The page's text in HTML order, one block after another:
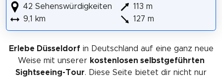
42 Sehenswürdigkeiten
9,1 km
113 m
127 m
Erlebe Düsseldorfin Deutschland auf eine ganz neue
Weise mit unserer kostenlosen selbstgeführten
Sightseeing-Tour. Diese Seite bietet dir nicht nur